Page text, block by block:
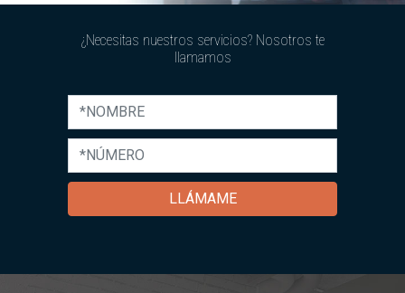
¿Necesitas nuestros servicios? Nosotros te
llamamos
LLÁMAME